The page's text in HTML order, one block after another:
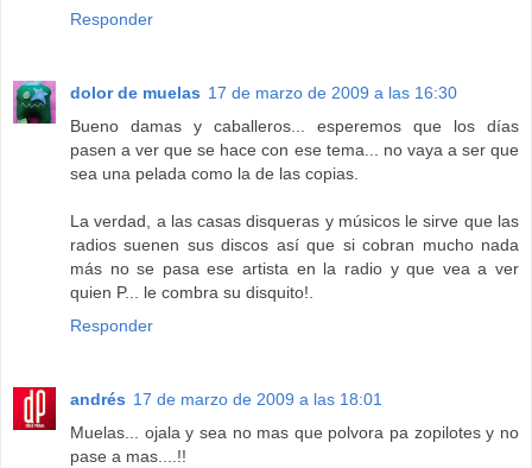
Responder
dolor de muelas 17 de marzo de 2009 a las 16:30
Bueno damas y caballeros... esperemos que los días
pasen a ver que se hace con ese tema... no vaya a ser que
sea una pelada como la de las copias.
La verdad, a las casas disqueras y músicos le sirve que las
radios suenen sus discos así que si cobran mucho nada
más no se pasa ese artista en la radio y que vea a ver
quien P... le combra su disquito!.
Responder
andrés 17 de marzo de 2009 a las 18:01
Muelas... ojala y sea no mas que polvora pa zopilotes y no
pase a mas....!!